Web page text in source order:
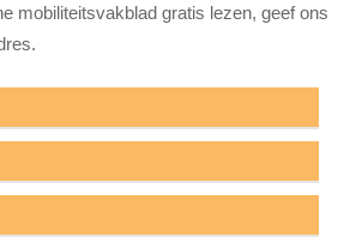
mobiliteitsvakblad gratis lezen, geef ons